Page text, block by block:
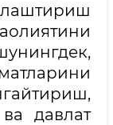
давлат